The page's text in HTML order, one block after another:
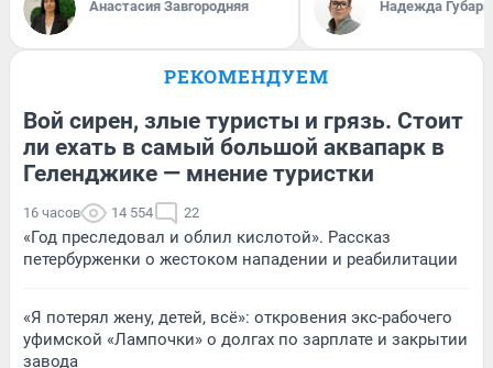
Анастасия Завгородняя Надежда Губарь
РЕКОМЕНДУЕМ
Вой сирен, злые туристы и грязь. Стоит
ли ехать в самый большой аквапарк в
Геленджике — мнение туристки
16 часов 14 554 22
«Год преследовал и облил кислотой». Рассказ
петербурженки о жестоком нападении и реабилитации
«Я потерял жену, детей, всё»: откровения экс-рабочего
уфимской «Лампочки» о долгах по зарплате и закрытии
завода